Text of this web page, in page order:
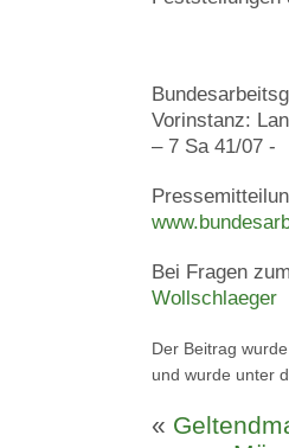
Vorinstanz:
– 7 Sa 41/07 -
Bei Fragen
Wollschlaeger
Der Beitrag
und wurde unter
«